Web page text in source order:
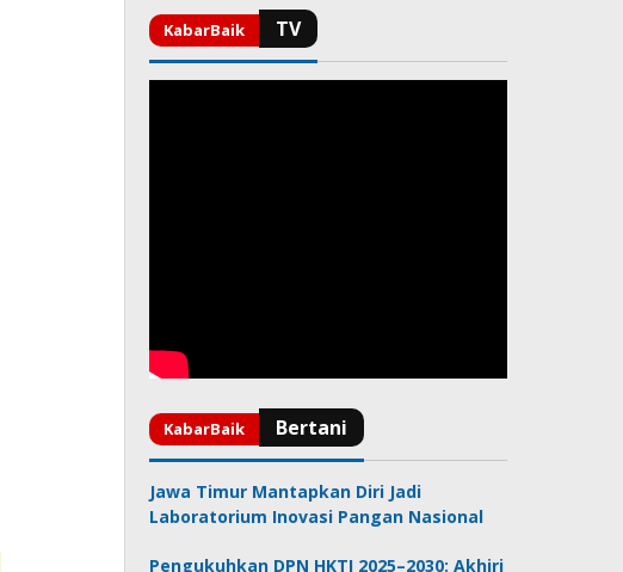
Jawa Timur Mantapkan Diri Jadi
Laboratorium Inovasi Pangan Nasional
Pengukuhkan DPN HKTI 2025–2030: Akhiri